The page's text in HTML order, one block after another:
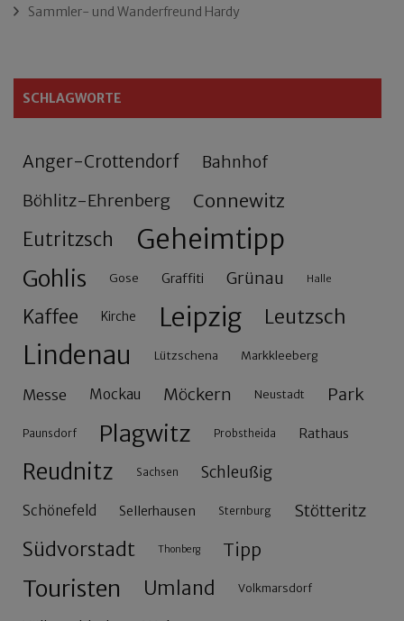
Sammler- und Wanderfreund Hardy
SCHLAGWORTE
Anger-Crottendorf Bahnhof
Böhlitz-Ehrenberg Connewitz
Eutritzsch Geheimtipp
Gohlis Gose Graffiti Grünau Halle
Kaffee Kirche Leipzig Leutzsch
Lindenau Lützschena Markkleeberg
Messe Mockau Möckern Neustadt Park
Paunsdorf Plagwitz Probstheida Rathaus
Reudnitz Sachsen Schleußig
Schönefeld Sellerhausen Sternburg Stötteritz
Südvorstadt Thonberg Tipp
Touristen Umland Volkmarsdorf